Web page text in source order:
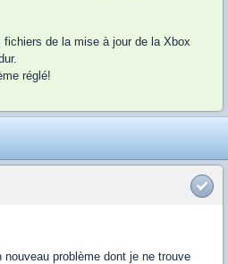
de la mise à jour de la Xbox
réglé!
problème dont je ne trouve